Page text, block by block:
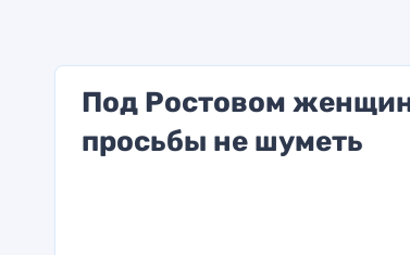
Под Ростовом
просьбы не шуметь